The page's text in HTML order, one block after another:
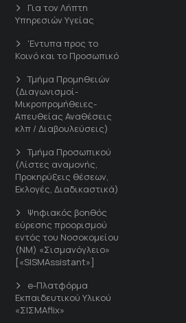
Για τον Λήπτη
Υπηρεσιών Υγείας
'Εντυπα προς το
Κοινό και το Προσωπικό
Τμήμα Προμηθειών
(Διαγωνισμοί-
Μικροπρομήθειες-
Απευθείας Αναθέσεις
κλπ / Διαβουλεύσεις)
Τμήμα Προσωπικού
(Λίστες αναμονής,
Προκηρύξεις θέσεων,
Εκλογές, Διαδικαστικά)
Ψηφιακός βοηθός
εύρεσης προορισμού
εντός του Νοσοκομείου
(ΝΜ) «Σισμανόγλειο»
[«SISMAssistant»]
e-Πλατφόρμα
Εκπαιδευτικού Υλικού
«ΣΙΣΜΑflix»